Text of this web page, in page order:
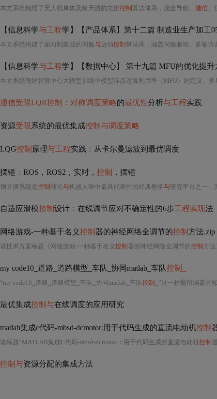
本文系统梳理了无人机单体及航天器的先进控制 算法体系，涵盖导航、 通信、
【信息科学与工程学】【产品体系】第十二篇 制造业生产加工
本文系统构建了面向制造业的伺服 与运动控制 算法库，涵盖伺服驱动、多轴协
【信息科学与工程学】【数据中心】 第十九篇 MFU的优化提升
本文系统阐述智算中心大模型训练中模型浮点运算利用率（MFU）的定义、
通信受限LQR控制：对称调度策略的最优性分析与工程实践
资源受限系统的最优集成控制与调度策略
LQG控制 原理与工程实践 ： 从卡尔曼滤波到最优调度
摆锤 ： ROS，ROS2，实时， 控制 ，摆锤
倒立摆系统是控制 理论与机器人学中最具代表性的经典教学与研究平台之一，其核
自适应滑模控制 设计 ： 在线调节应对不确定性的6步工程实现法
网络游戏-一种基于名义控制 器的神经网络全调节的控制 方法.zip
该技术方案标题《网络游戏-一种基于名义控制 器的神经网络全调节的控制 方
my code10_道路_道路模型_车队_协同matlab_车队控制_
“my code10_道路_道路模型_车队_协同matlab_车队控制 _”这一标题所涵盖的知识体系，深度
最优集成控制与在线调度的应用研究
matlab集成c代码-mbsd-dcmotor:用于代码生成的直流电动机控制
该标题“MATLAB集成C代码-mbsd-dcmotor ： 用于代码生成的直流电动机控制
控制与资源分配的集成方法